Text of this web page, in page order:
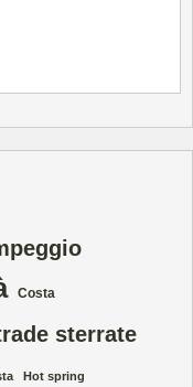
Costa
sterrate
Hot spring